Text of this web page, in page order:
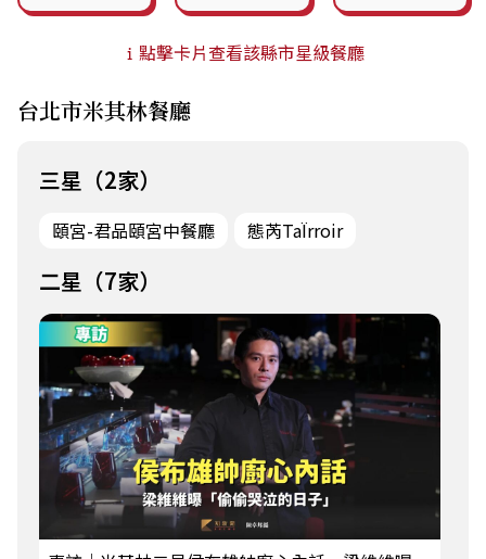
點擊卡片查看該縣市星級餐廳
台北市米其林餐廳
三星（2家）
頤宮-君品頤宮中餐廳 態芮TaÏrroir
二星（7家）